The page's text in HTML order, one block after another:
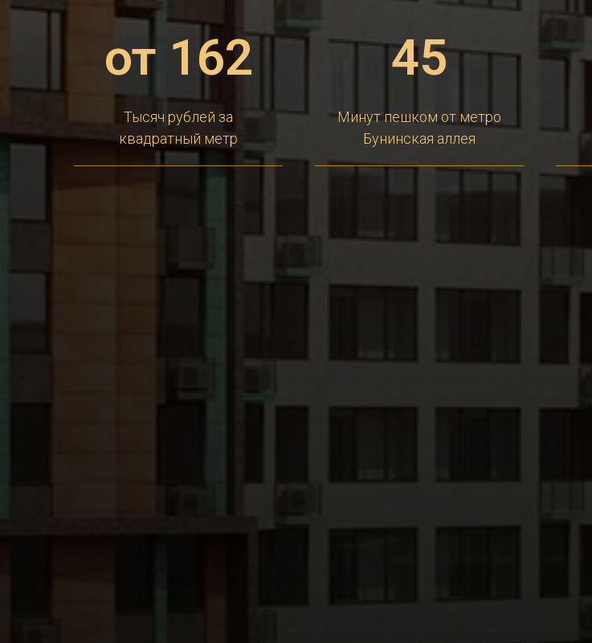
от 162
Тысяч рублей за
квадратный метр
45
Минут пешком от метро
Бунинская аллея